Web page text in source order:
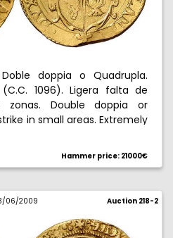
doppia o Quadrupla.
1096). Ligera falta de
zonas. Double doppia or
in small areas. Extremely
Hammer price: 21000€
06/2009 Auction 218-2